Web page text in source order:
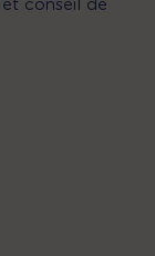
conseil de